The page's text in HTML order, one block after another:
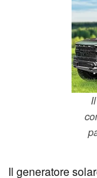
Il generatore